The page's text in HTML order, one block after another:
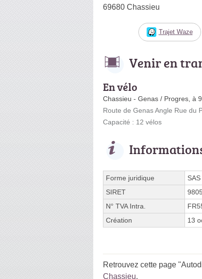
69680 Chassieu
Trajet Waze
Venir en
En vélo
Chassieu - Genas / Progres, à
Route de Genas Angle Rue du
Capacité : 12 vélos
Forme juridique
SAS
SIRET
N° TVA Intra.
Création
13
Retrouvez cette page
Chassieu.